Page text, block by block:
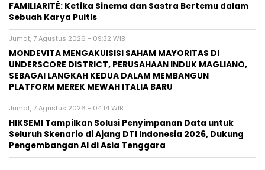
FAMILIARITÉ: Ketika Sinema dan Sastra Bertemu dalam
Sebuah Karya Puitis
Jumat, 7 Agustus 2026 - 09:32 WIB
MONDEVITA MENGAKUISISI SAHAM MAYORITAS DI
UNDERSCORE DISTRICT, PERUSAHAAN INDUK MAGLIANO,
SEBAGAI LANGKAH KEDUA DALAM MEMBANGUN
PLATFORM MEREK MEWAH ITALIA BARU
Jumat, 7 Agustus 2026 - 04:14 WIB
HIKSEMI Tampilkan Solusi Penyimpanan Data untuk
Seluruh Skenario di Ajang DTI Indonesia 2026, Dukung
Pengembangan AI di Asia Tenggara